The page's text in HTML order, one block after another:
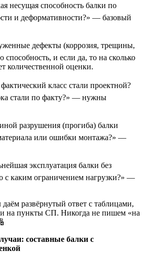
несущая способность балки по
и деформативности?» — базовый
дефекты (коррозия, трещины,
способность, и если да, то на сколько
количественной оценки.
класс стали проектной?
стали по факту?» — нужны
разрушения (прогиба) балки
или ошибки монтажа?» —
эксплуатация балки без
с каким ограничением нагрузки?» —
развёрнутый ответ с таблицами,
на пункты СП. Никогда не пишем «на
составные балки с